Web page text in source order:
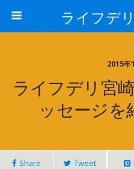
ライフデ
2015年
ライフデリ宮
ッセージを
Share Tweet